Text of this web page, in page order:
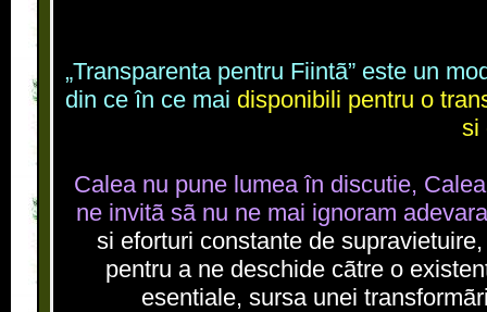
„Transparenta pentru Fiintã” este un
din ce în ce mai disponibili pentru o
si
Calea nu pune lumea în discutie,
ne invitã sã nu ne mai ignoram
si eforturi constante de
pentru a ne deschide cãtre o
esentiale, sursa unei